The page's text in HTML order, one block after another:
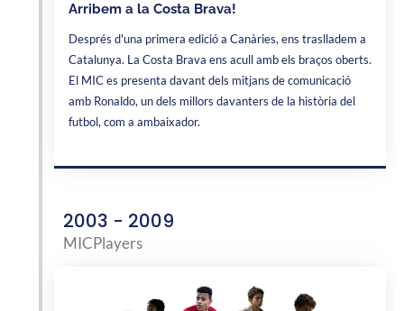
Arribem a la Costa Brava!
Després d'una primera edició a Canàries, ens traslladem a
Catalunya. La Costa Brava ens acull amb els braços oberts.
El MIC es presenta davant dels mitjans de comunicació
amb Ronaldo, un dels millors davanters de la història del
futbol, ​​com a ambaixador.
2003 - 2009
MICPlayers